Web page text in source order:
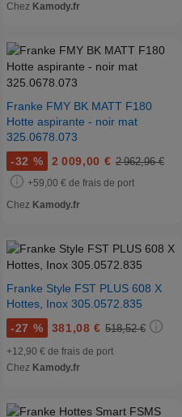
Chez Kamody.fr
Franke FMY BK MATT F180
Hotte aspirante - noir mat
325.0678.073
-32 % 2 009,00 € 2 962,96 €
+59,00 € de frais de port
Chez Kamody.fr
Franke Style FST PLUS 608 X
Hottes, Inox 305.0572.835
-27 % 381,08 € 518,52 €
+12,90 € de frais de port
Chez Kamody.fr